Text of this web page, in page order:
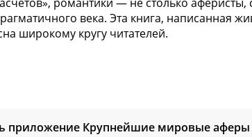
века. Эта книга, написанная
широкому кругу читателей.
приложение Крупнейшие мировые аферы